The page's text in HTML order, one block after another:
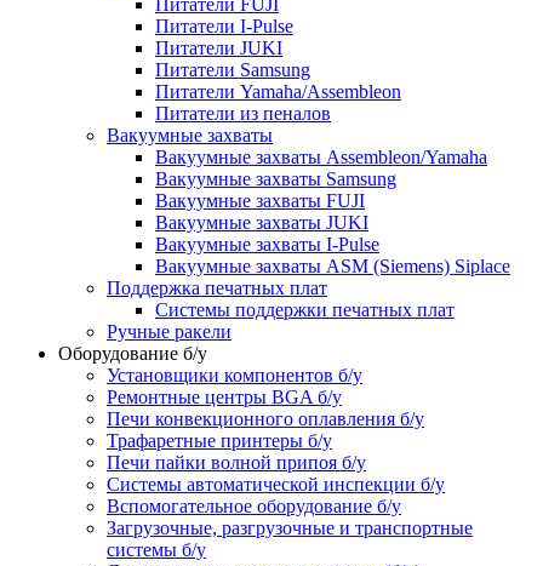
Питатели FUJI
Питатели I-Pulse
Питатели JUKI
Питатели Samsung
Питатели Yamaha/Assembleon
Питатели из пеналов
Вакуумные захваты
Вакуумные захваты Assembleon/Yamaha
Вакуумные захваты Samsung
Вакуумные захваты FUJI
Вакуумные захваты JUKI
Вакуумные захваты I-Pulse
Вакуумные захваты ASM (Siemens) Siplace
Поддержка печатных плат
Системы поддержки печатных плат
Ручные ракели
Оборудование б/у
Установщики компонентов б/у
Ремонтные центры BGA б/у
Печи конвекционного оплавления б/у
Трафаретные принтеры б/у
Печи пайки волной припоя б/у
Системы автоматической инспекции б/у
Вспомогательное оборудование б/у
Загрузочные, разгрузочные и транспортные
системы б/у